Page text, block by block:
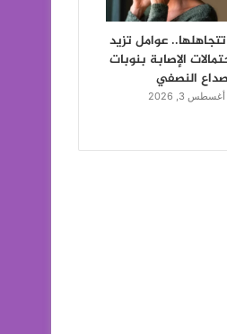
تتجاهلها.. عوامل تزيد
الإصابة بنوبات
النصفي
أغسطس 3, 2026